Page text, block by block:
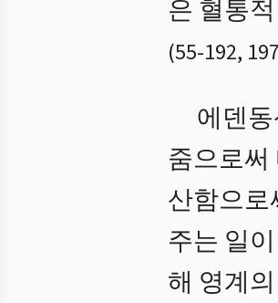
은 혈통
(55-192,
에덴
줌으로써
산함으로
주는 일
해 영계